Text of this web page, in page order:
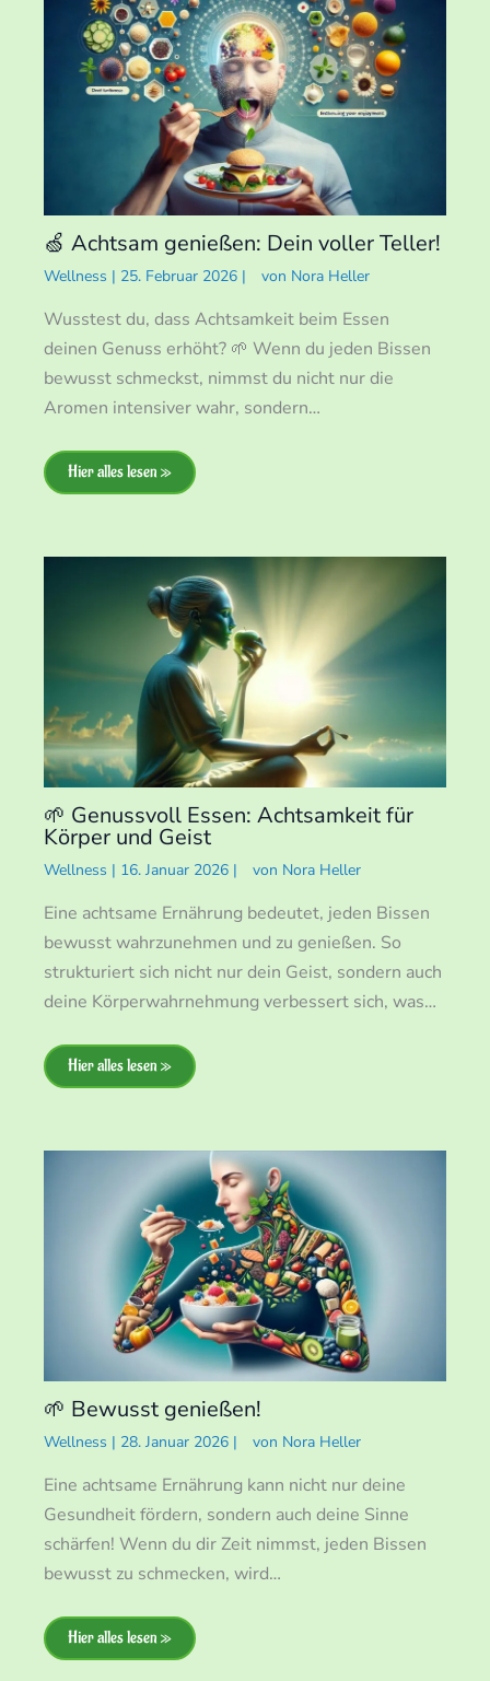
🍏 Achtsam genießen: Dein voller Teller!
Wellness | 25. Februar 2026 | von Nora Heller
Wusstest du, dass Achtsamkeit beim Essen
deinen Genuss erhöht? 🌱 Wenn du jeden Bissen
bewusst schmeckst, nimmst du nicht nur die
Aromen intensiver wahr, sondern…
Hier alles lesen »
🌱 Genussvoll Essen: Achtsamkeit für
Körper und Geist
Wellness | 16. Januar 2026 | von Nora Heller
Eine achtsame Ernährung bedeutet, jeden Bissen
bewusst wahrzunehmen und zu genießen. So
strukturiert sich nicht nur dein Geist, sondern auch
deine Körperwahrnehmung verbessert sich, was…
Hier alles lesen »
🌱 Bewusst genießen!
Wellness | 28. Januar 2026 | von Nora Heller
Eine achtsame Ernährung kann nicht nur deine
Gesundheit fördern, sondern auch deine Sinne
schärfen! Wenn du dir Zeit nimmst, jeden Bissen
bewusst zu schmecken, wird…
Hier alles lesen »